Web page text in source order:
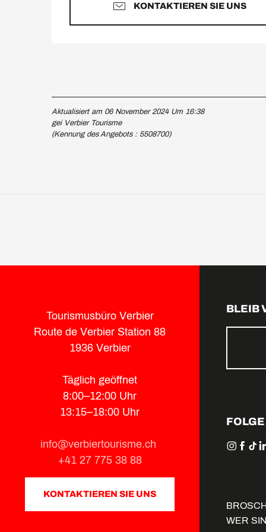
KONTAKTIEREN SIE UNS
Aktualisiert am 06 November 2024 Um 16:38
gei Verbier Tourisme
(Kennung des Angebots : 5508700)
Tourismusbüro Verbier
Route de Verbier Station 88
1936 Verbier
Täglich geöffnet
8:00–12:00 Uhr
13:15–18:00 Uhr
info@verbiertourisme.ch
+41 27 775 38 88
KONTAKTIEREN SIE UNS
BLEIB
WER